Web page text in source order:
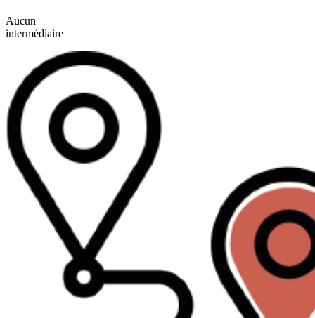
Aucun
intermédiaire